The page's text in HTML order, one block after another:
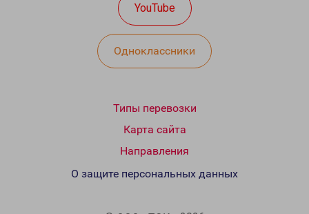
YouTube
Одноклассники
Типы перевозки
Карта сайта
Направления
О защите персональных данных